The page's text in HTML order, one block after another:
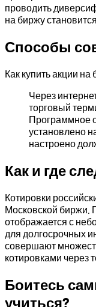
проводить
на биржу
Способы
Как купить акции
Через
торговый
Программное
установлено
настроено
Как и где
Котировки
Московской биржи.
отображается с
для долгосрочных
совершают
котировками через
Боитесь
учиться?